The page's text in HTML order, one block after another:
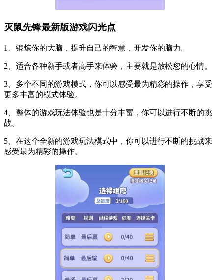
灭鼠先锋最新版游戏闪光点
1、锻炼你的大脑，提升自己的智慧，开发你的脑力。
2、适合各种新手或者高手来体验，主要就是放松您的心情。
3、多个不同的游戏模式，你可以感受最为精彩的操作，享受
更多丰富的模式体验。
4、整体的游戏玩法体验也是十分丰富，你可以进行不断的挑
战。
5、在这个全新的游戏玩法模式中，你可以进行不断的挑战来
感受最为精彩的操作。